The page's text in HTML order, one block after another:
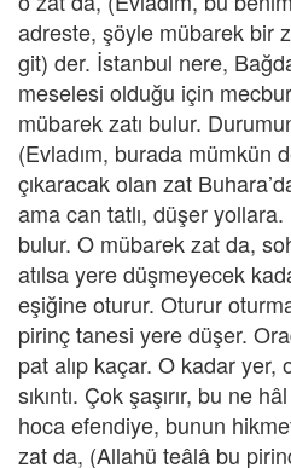
adreste, şöyle mübarek bir
git) der. İstanbul nere,
meselesi olduğu için
mübarek zatı bulur.
(Evladım, burada mümkün
çıkaracak olan zat
ama can tatlı, düşer
bulur. O mübarek zat da,
atılsa yere düşmeyecek
eşiğine oturur. Oturur
pirinç tanesi yere düşer.
pat alıp kaçar. O kadar
sıkıntı. Çok şaşırır, bu ne
hoca efendiye, bunun
zat da, (Allahü teâlâ bu